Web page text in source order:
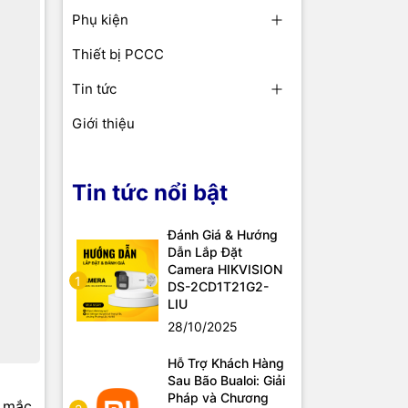
Phụ kiện
Thiết bị PCCC
Tin tức
Giới thiệu
Tin tức nổi bật
1
Đánh Giá & Hướng
Dẫn Lắp Đặt
Camera HIKVISION
DS-2CD1T21G2-
LIU
28/10/2025
Hỗ Trợ Khách Hàng
Sau Bão Bualoi: Giải
Pháp và Chương